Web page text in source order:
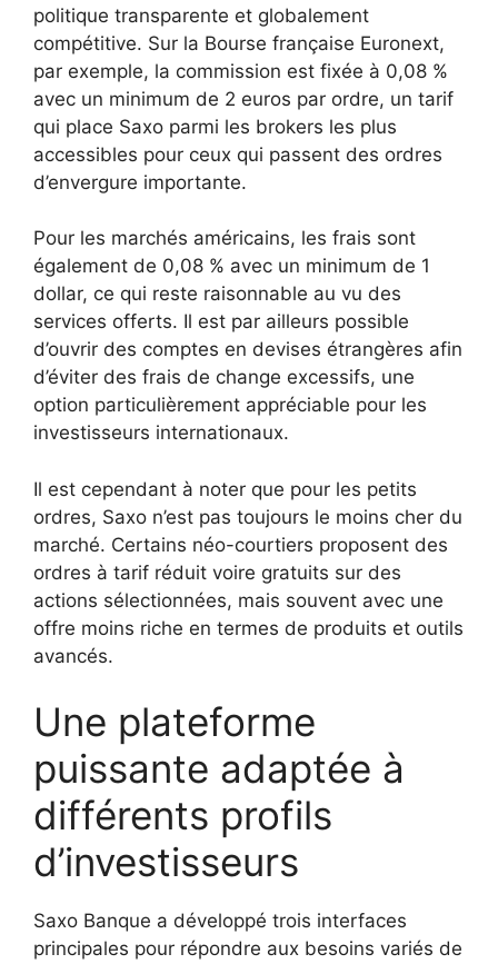
politique transparente et globalement
compétitive. Sur la Bourse française Euronext,
par exemple, la commission est fixée à 0,08 %
avec un minimum de 2 euros par ordre, un tarif
qui place Saxo parmi les brokers les plus
accessibles pour ceux qui passent des ordres
d’envergure importante.
Pour les marchés américains, les frais sont
également de 0,08 % avec un minimum de 1
dollar, ce qui reste raisonnable au vu des
services offerts. Il est par ailleurs possible
d’ouvrir des comptes en devises étrangères afin
d’éviter des frais de change excessifs, une
option particulièrement appréciable pour les
investisseurs internationaux.
Il est cependant à noter que pour les petits
ordres, Saxo n’est pas toujours le moins cher du
marché. Certains néo-courtiers proposent des
ordres à tarif réduit voire gratuits sur des
actions sélectionnées, mais souvent avec une
offre moins riche en termes de produits et outils
avancés.
Une plateforme
puissante adaptée à
différents profils
d’investisseurs
Saxo Banque a développé trois interfaces
principales pour répondre aux besoins variés de